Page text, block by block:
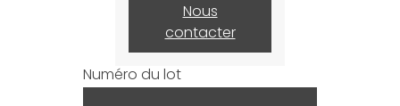
Nous
contacter
Numéro du lot